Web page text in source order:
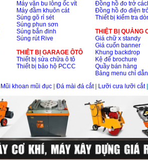
Máy vặn bu lông ốc vít
Máy đầm khuôn cát
Súng gõ rỉ sét
Súng phun sơn
Súng bắn đinh
Súng rút Rive
THIÊT BỊ GARAGE ÔTÔ
Thiết bị sửa chữa ô tô
Thiết bị bảo hộ PCCC
Đồng hồ đo trở
Đồng hồ đo điện
Thiết bị kiểm tra
THIỆT BỊ QUẢNG
Giá chữ x standy
Giá cuốn banner
Khung backdrop
Kệ để brochure
Quầy bán hàng
Bảng menu chỉ dẫn
Mũi khoan mũi đục Đá mài đá cắt| Lưỡi cưa lưỡi cắt